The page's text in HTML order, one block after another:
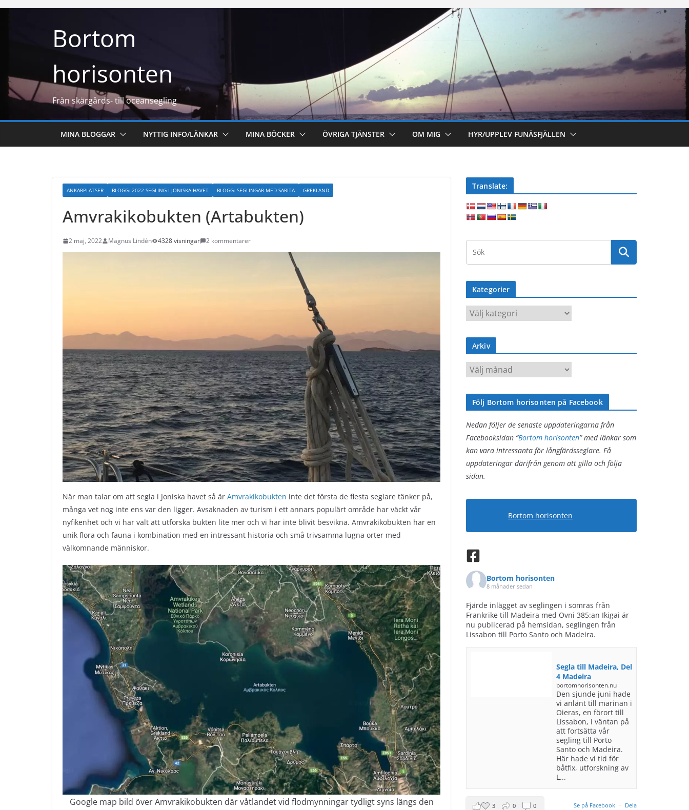
Hoppa
Bortom
horisonten
Från skärgårds- till oceansegling
MINA BLOGGAR NYTTIG INFO/LÄNKAR MINA BÖCKER ÖVRIGA TJÄNSTER OM MIG HYR/UPPLEV FUNÄSFJÄLLEN
ANKARPLATSER BLOGG: 2022 SEGLING I JONISKA HAVET BLOGG: SEGLINGAR MED SARITA GREKLAND
Amvrakikobukten (Artabukten)
2 maj, 2022 Magnus Lindén 4328 visningar 2 kommentarer
När man talar om att segla i Joniska havet så är Amvrakikobukten inte det första de flesta seglare tänker på,
många vet nog inte ens var den ligger. Avsaknaden av turism i ett annars populärt område har väckt vår
nyfikenhet och vi har valt att utforska bukten lite mer och vi har inte blivit besvikna. Amvrakikobukten har en
unik flora och fauna i kombination med en intressant historia och små trivsamma lugna orter med
välkomnande människor.
Google map bild över Amvrakikobukten där våtlandet vid flodmynningar tydligt syns längs den
Translate:
Kategorier
K
a
t
g
o
e
r
Arkiv
A
r
k
Följ Bortom horisonten på Facebook
Nedan följer de senaste uppdateringarna från
Facebooksidan “Bortom horisonten” med länkar som
kan vara intressanta för långfärdsseglare. Få
uppdateringar därifrån genom att gilla och följa
sidan.
Bortom horisonten
Bortom horisonten
8 månader sedan
Fjärde inlägget av seglingen i somras från
Frankrike till Madeira med Ovni 385:an Ikigai är
nu publicerad på hemsidan, seglingen från
Lissabon till Porto Santo och Madeira.
Segla till Madeira, Del
4 Madeira
bortomhorisonten.nu
Den sjunde juni hade
vi anlänt till marinan i
Oieras, en förort till
Lissabon, i väntan på
att fortsätta vår
segling till Porto
Santo och Madeira.
Här hade vi tid för
båtfix, utforskning av
L...
Se på Facebook · Dela
3 0 0